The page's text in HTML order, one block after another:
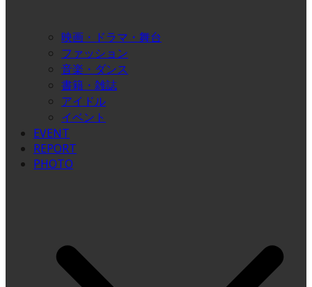
映画・ドラマ・舞台
ファッション
音楽・ダンス
書籍・雑誌
アイドル
イベント
EVENT
REPORT
PHOTO